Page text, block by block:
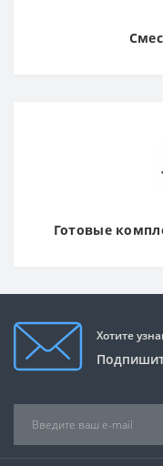
Готовые
Хотите